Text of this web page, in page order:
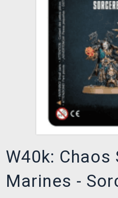
XZONE CLUB
W40k: Chaos
Marines -